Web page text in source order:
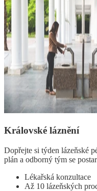
Královské láznění
Dopřejte si týden lázeňské
plán a odborný tým se
Lékařská konzultace
Až 10 lázeňských